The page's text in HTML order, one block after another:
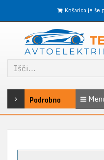
Košarica je še
Podrobno